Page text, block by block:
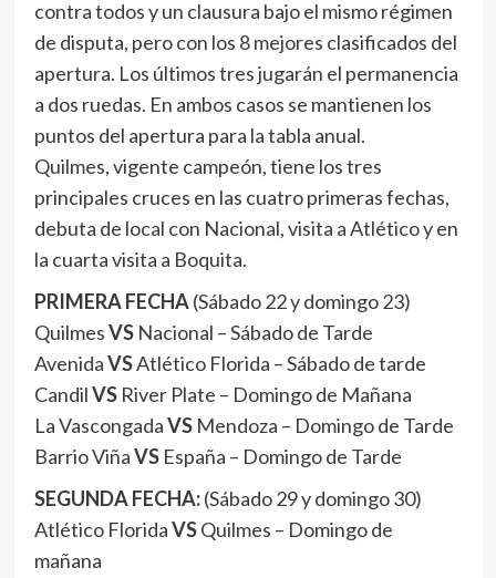
contra todos y un clausura bajo el mismo régimen
de disputa, pero con los 8 mejores clasificados del
apertura. Los últimos tres jugarán el permanencia
a dos ruedas. En ambos casos se mantienen los
puntos del apertura para la tabla anual.
Quilmes, vigente campeón, tiene los tres
principales cruces en las cuatro primeras fechas,
debuta de local con Nacional, visita a Atlético y en
la cuarta visita a Boquita.
PRIMERA FECHA(Sábado 22 y domingo 23)
QuilmesVSNacional – Sábado de Tarde
AvenidaVSAtlético Florida – Sábado de tarde
CandilVS River Plate – Domingo de Mañana
La VascongadaVS Mendoza – Domingo de Tarde
Barrio ViñaVSEspaña – Domingo de Tarde
SEGUNDA FECHA:(Sábado 29 y domingo 30)
Atlético FloridaVSQuilmes – Domingo de
mañana